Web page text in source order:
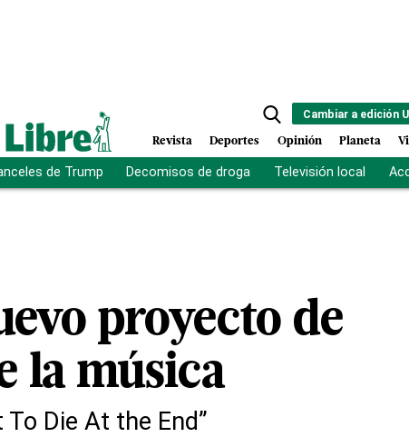
Cambiar a edición
Revista Deportes Opinión Planeta
de Trump Decomisos de droga Televisión local
proyecto de
la música
Die At the End”